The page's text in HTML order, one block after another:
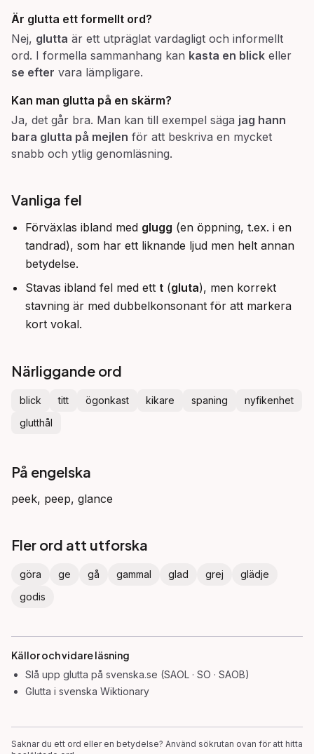
Är glutta ett formellt ord?
Nej, glutta är ett utpräglat vardagligt och informellt
ord. I formella sammanhang kan kasta en blick eller
se efter vara lämpligare.
Kan man glutta på en skärm?
Ja, det går bra. Man kan till exempel säga jag hann
bara glutta på mejlen för att beskriva en mycket
snabb och ytlig genomläsning.
Vanliga fel
Förväxlas ibland med glugg (en öppning, t.ex. i en
tandrad), som har ett liknande ljud men helt annan
betydelse.
Stavas ibland fel med ett t (gluta), men korrekt
stavning är med dubbelkonsonant för att markera
kort vokal.
Närliggande ord
blick titt ögonkast kikare spaning
nyfikenhet
glutthål
På engelska
peek, peep, glance
Fler ord att utforska
göra ge gå gammal glad grej
glädje
godis
Källor och vidare läsning
Slå upp glutta på svenska.se (SAOL · SO · SAOB)
Glutta i svenska Wiktionary
Saknar du ett ord eller en betydelse? Använd sökrutan ovan för att hitta